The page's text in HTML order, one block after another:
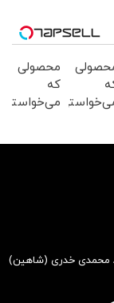
محصولی
که
می‌خواستی
محمدی خدری (شاهین)